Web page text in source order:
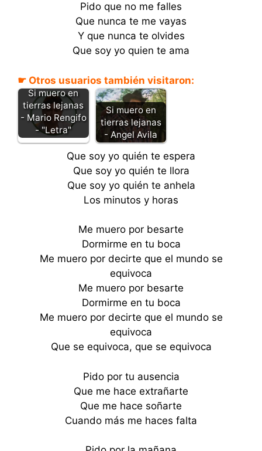
Pido que no me falles
Que nunca te me vayas
Y que nunca te olvides
Que soy yo quien te ama
☛ Otros usuarios también visitaron:
Si muero en
tierras lejanas
- Mario Rengifo
- "Letra"
Si muero en
tierras lejanas
- Angel Avila
Que soy yo quién te espera
Que soy yo quién te llora
Que soy yo quién te anhela
Los minutos y horas
Me muero por besarte
Dormirme en tu boca
Me muero por decirte que el mundo se
equivoca
Me muero por besarte
Dormirme en tu boca
Me muero por decirte que el mundo se
equivoca
Que se equivoca, que se equivoca
Pido por tu ausencia
Que me hace extrañarte
Que me hace soñarte
Cuando más me haces falta